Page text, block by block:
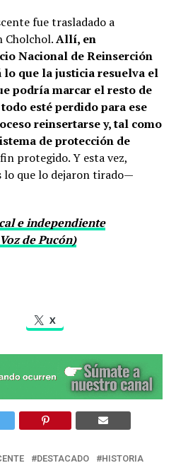
fue trasladado a
Cholchol.Allí, en
Nacional de Reinserción
lo que la justicia resuelva el
podría marcar el resto de
esté perdido para ese
reinsertarse y, tal como
de protección de
protegido. Y esta vez,
lo que lo dejaron tirado—
e independiente
de Pucón)
X
DESTACADO
HISTORIA